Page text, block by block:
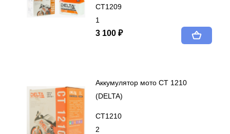
СТ1209
1
3 100 ₽
Аккумулятор мото СТ 1210
(DELTA)
СТ1210
2